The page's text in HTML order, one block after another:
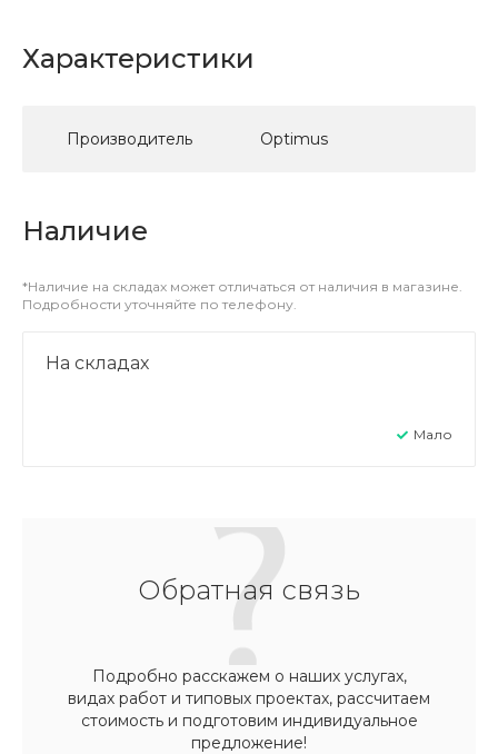
Характеристики
Производитель Optimus
Наличие
*Наличие на складах может отличаться от наличия в магазине.
Подробности уточняйте по телефону.
На складах
Мало
Обратная связь
Подробно расскажем о наших услугах,
видах работ и типовых проектах, рассчитаем
стоимость и подготовим индивидуальное
предложение!